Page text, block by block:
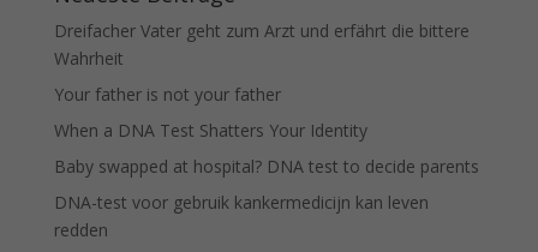
Dreifacher Vater geht zum Arzt und erfährt die bittere
Wahrheit
Your father is not your father
When a DNA Test Shatters Your Identity
Baby swapped at hospital? DNA test to decide parents
DNA-test voor gebruik kankermedicijn kan leven
redden